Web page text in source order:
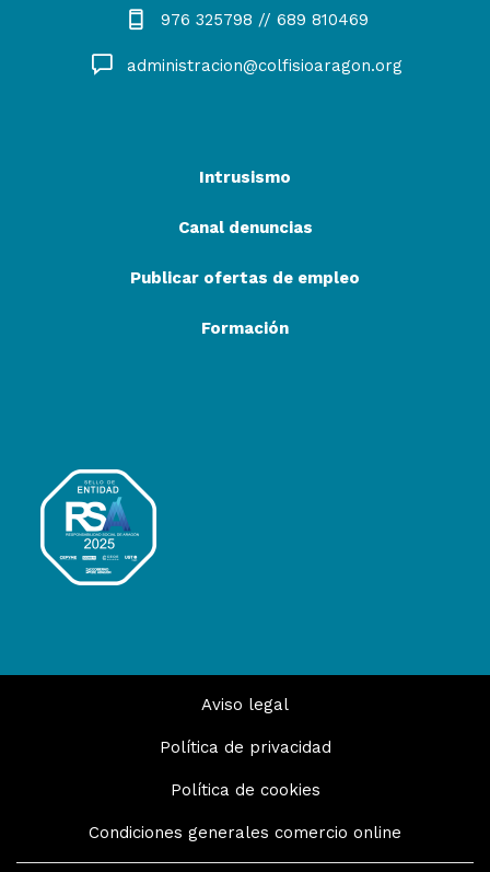
976 325798 // 689 810469
administracion@colfisioaragon.org
Intrusismo
Canal denuncias
Publicar ofertas de empleo
Formación
Aviso legal
Política de privacidad
Política de cookies
Condiciones generales comercio online